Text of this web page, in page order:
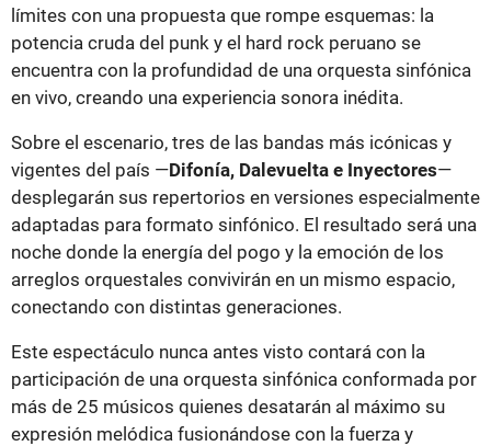
límites con una propuesta que rompe esquemas: la
potencia cruda del punk y el hard rock peruano se
encuentra con la profundidad de una orquesta sinfónica
en vivo, creando una experiencia sonora inédita.
Sobre el escenario, tres de las bandas más icónicas y
vigentes del país —Difonía, Dalevuelta e Inyectores—
desplegarán sus repertorios en versiones especialmente
adaptadas para formato sinfónico. El resultado será una
noche donde la energía del pogo y la emoción de los
arreglos orquestales convivirán en un mismo espacio,
conectando con distintas generaciones.
Este espectáculo nunca antes visto contará con la
participación de una orquesta sinfónica conformada por
más de 25 músicos quienes desatarán al máximo su
expresión melódica fusionándose con la fuerza y